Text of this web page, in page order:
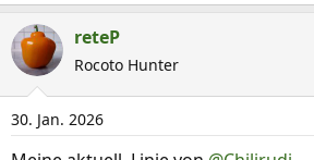
reteP
Rocoto Hunter
30. Jan. 2026